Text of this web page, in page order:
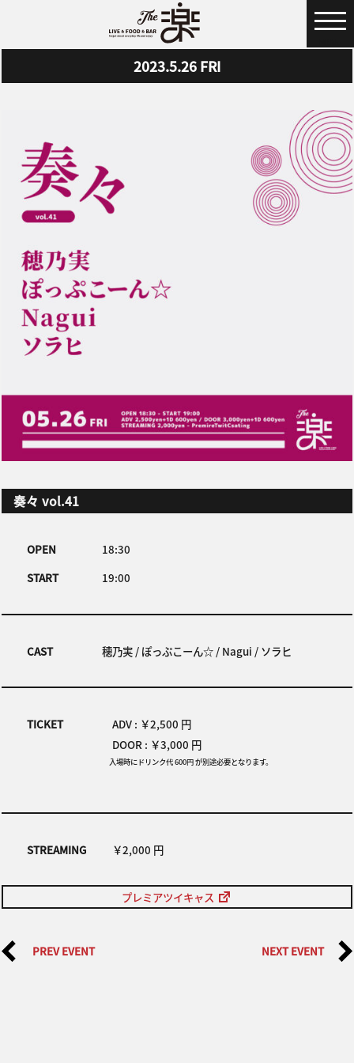
2023.5.26 FRI
奏々 vol.41
OPEN
18:30
START
19:00
CAST 穂乃実 / ぽっぷこーん☆ / Nagui / ソラヒ
TICKET
ADV : ￥2,500 円
DOOR : ￥3,000 円
入場時にドリンク代 600円 が別途必要となります。
STREAMING ￥2,000 円
プレミアツイキャス
PREV EVENT NEXT EVENT